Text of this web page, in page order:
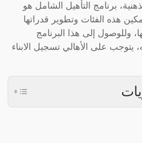
برنامج التأهيل الشامل هو
هذه الفئات وتطوير قدراتها
وللوصول إلى هذا البرنامج
يتوجب على الأهالي تسجيل الابناء